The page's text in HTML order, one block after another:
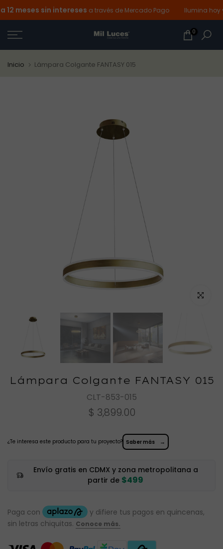
Ir
al
contenido
meses sin interesesa través de Mercado Pago Ilumina hoy y
0
Inicio Lámpara Colgante FANTASY 015
Haz
Lámpara Colgante FANTASY 015
CLT-853-015
$ 3,899.00
¿Te interesa este producto para tu proyecto? Saber más →
Envío gratis en CDMX y zona metropolitana a
partir de $499